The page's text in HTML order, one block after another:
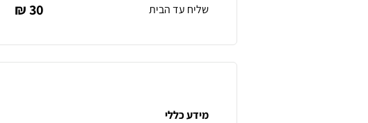
שליח עד הבית 30 ₪
מידע כללי